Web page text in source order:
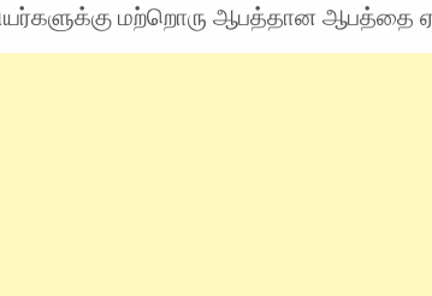
மற்றொரு ஆபத்தான ஆபத்தை